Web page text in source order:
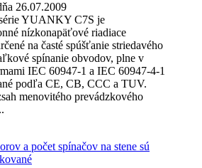
26.07.2009
YUANKY C7S je
nízkonapäťové riadiace
na časté spúšťanie striedavého
spínanie obvodov, plne v
IEC 60947-1 a IEC 60947-4-1
podľa CE, CB, CCC a TUV.
menovitého prevádzkového